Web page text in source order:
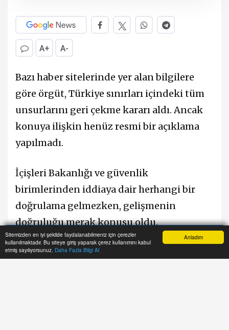
Anladım
Sitemizden en iyi şekilde faydalanabilmeniz için çerezler
kullanılmaktadır. Bu siteye giriş yaparak çerez kullanımını kabul
etmiş sayılıyorsunuz. Daha Fazla Bilgi Al
A+ A-
Bazı haber sitelerinde yer alan bilgilere
göre örgüt, Türkiye sınırları içindeki tüm
unsurlarını geri çekme kararı aldı. Ancak
konuya ilişkin henüz resmi bir açıklama
yapılmadı.
İçişleri Bakanlığı ve güvenlik
birimlerinden iddiaya dair herhangi bir
doğrulama gelmezken, gelişmenin
doğruluğu merak konusu oldu.
Resmi kaynaklardan açıklama yapılması
Anasayfa Yazarlar Haber Ara İhbar Hattı Menu